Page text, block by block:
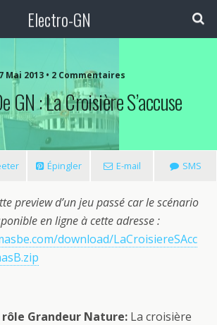
Electro-GN
Mai 2013 • 2 Commentaires
GN : La Croisière S’accuse
Épingler E-mail SMS
preview d’un jeu passé car le scénario
en ligne à cette adresse :
download/LaCroisiereSAcc
Grandeur Nature: La croisière